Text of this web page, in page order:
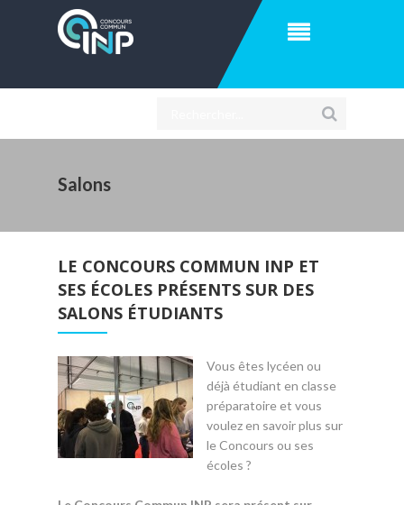
Salons
LE CONCOURS COMMUN INP ET
SES ÉCOLES PRÉSENTS SUR DES
SALONS ÉTUDIANTS
Vous êtes lycéen ou
déjà étudiant en classe
préparatoire et vous
voulez en savoir plus sur
le Concours ou ses
écoles ?